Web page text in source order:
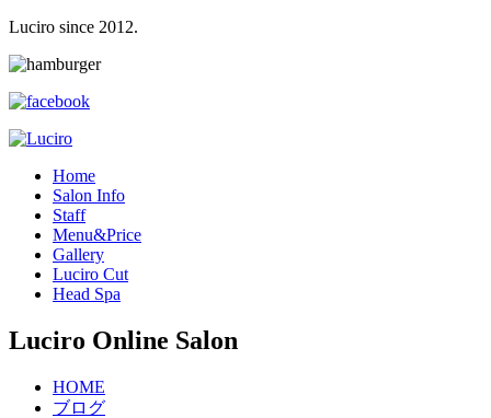
Luciro since 2012.
Home
Salon Info
Staff
Menu&Price
Gallery
Luciro Cut
Head Spa
Luciro Online Salon
HOME
ブログ